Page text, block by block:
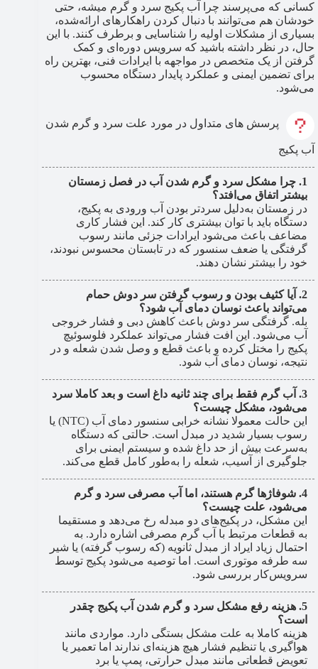
کسانی که می‌پرسند چرا آب پکیج سرد و گرم میشه​، حتی
خودشان هم می‌توانند با دنبال کردن راهکارهای ارائه‌شده،
بسیاری از مشکلات اولیه را شناسایی و برطرف کنند. با این
حال، در نظر داشته باشید که سرویس دوره‌ای و کمک
گرفتن از یک متخصص در مواجهه با ایرادات فنی، بهترین راه
برای تضمین ایمنی و عملکرد پایدار دستگاه محسوب
می‌شود.
پرسش های متداول در مورد علت سرد و گرم شدن
آب پکیج
چرا مشکل سرد و گرم شدن آب در فصل زمستان
بیشتر اتفاق می‌افتد؟
در زمستان به‌دلیل سردتر بودن آب ورودی به پکیج،
دستگاه باید با توان بیشتری کار کند. این فشار کاری
مضاعف باعث می‌شود ایرادات جزئی مانند رسوب
گرفتگی یا ضعف سنسور که در تابستان محسوس نبودند،
خود را بیشتر نشان دهند.
آیا کثیف بودن و رسوب گرفتن سر دوش حمام
می‌تواند باعث نوسان دمای آب شود؟
بله. گرفتگی سر دوش باعث کاهش دبی و فشار خروجی
آب می‌شود. این افت فشار می‌تواند عملکرد فلوسوئیچ
پکیج را مختل کرده و باعث قطع و وصل شدن شعله و در
نتیجه، نوسان دمای آب شود.
آب گرم فقط برای چند ثانیه داغ است و بعد کاملا سرد
می‌شود، مشکل چیست؟
این حالت معمولا نشانه خرابی سنسور دمای آب (NTC) یا
رسوب بسیار شدید در مبدل است. حالتی که دستگاه
به‌سرعت بیش از حد داغ شده و سیستم ایمنی برای
جلوگیری از آسیب، شعله را به‌طور کامل قطع می‌کند.
شوفاژها گرم هستند، اما آب مصرفی سرد و گرم
می‌شود، علت چیست؟
این مشکل، در پکیج‌های دو مبدله رخ می‌دهد و مستقیما
به قطعات مرتبط با آب گرم مصرفی اشاره دارد. به
احتمال زیاد ایراد از مبدل ثانویه (که رسوب گرفته) یا شیر
سه طرفه موتوری است. اما توصیه می‌شود پکیج توسط
سرویس‌کار بررسی شود.
هزینه رفع مشکل سرد و گرم شدن آب پکیج چقدر
است؟
هزینه کاملا به علت مشکل بستگی دارد. مواردی مانند
هواگیری یا تنظیم فشار هیچ هزینه‌ای ندارند اما تعمیر یا
تعویض قطعاتی مانند مبدل حرارتی، پمپ یا برد